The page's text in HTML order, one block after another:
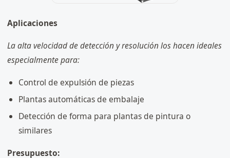
Aplicaciones
La alta velocidad de detección y resolución los hacen ideales
especialmente para:
Control de expulsión de piezas
Plantas automáticas de embalaje
Detección de forma para plantas de pintura o
similares
Presupuesto: